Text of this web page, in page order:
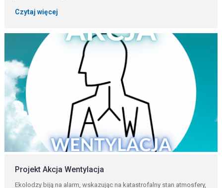
Czytaj więcej
Projekt Akcja Wentylacja
Ekolodzy biją na alarm, wskazując na katastrofalny stan atmosfery,